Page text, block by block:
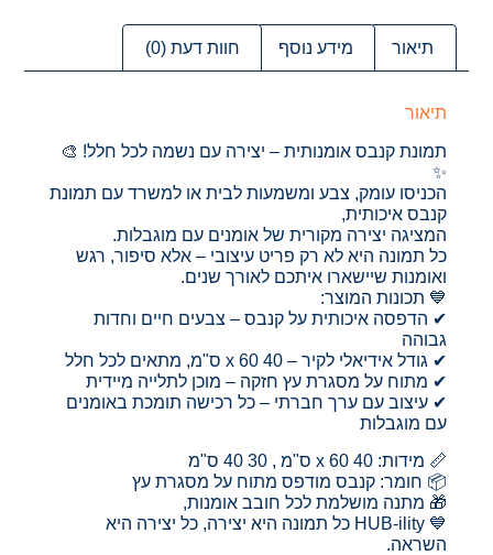
תיאור מידע נוסף חוות דעת (0)
תיאור
תמונת קנבס אומנותית – יצירה עם נשמה לכל חלל! 🎨
✨
הכניסו עומק, צבע ומשמעות לבית או למשרד עם תמונת
קנבס איכותית,
המציגה יצירה מקורית של אומנים עם מוגבלות.
כל תמונה היא לא רק פריט עיצובי – אלא סיפור, רגש
ואומנות שיישארו איתכם לאורך שנים.
💙 תכונות המוצר:
✔ הדפסה איכותית על קנבס – צבעים חיים וחדות
גבוהה
✔ גודל אידיאלי לקיר – 40 x 60 ס"מ, מתאים לכל חלל
✔ מתוח על מסגרת עץ חזקה – מוכן לתלייה מיידית
✔ עיצוב עם ערך חברתי – כל רכישה תומכת באומנים
עם מוגבלות
📏 מידות: 40 x 60 ס"מ , 30 40 ס"מ
📦 חומר: קנבס מודפס מתוח על מסגרת עץ
🎁 מתנה מושלמת לכל חובב אומנות,
💙 HUB-ility כל תמונה היא יצירה, כל יצירה היא
השראה.